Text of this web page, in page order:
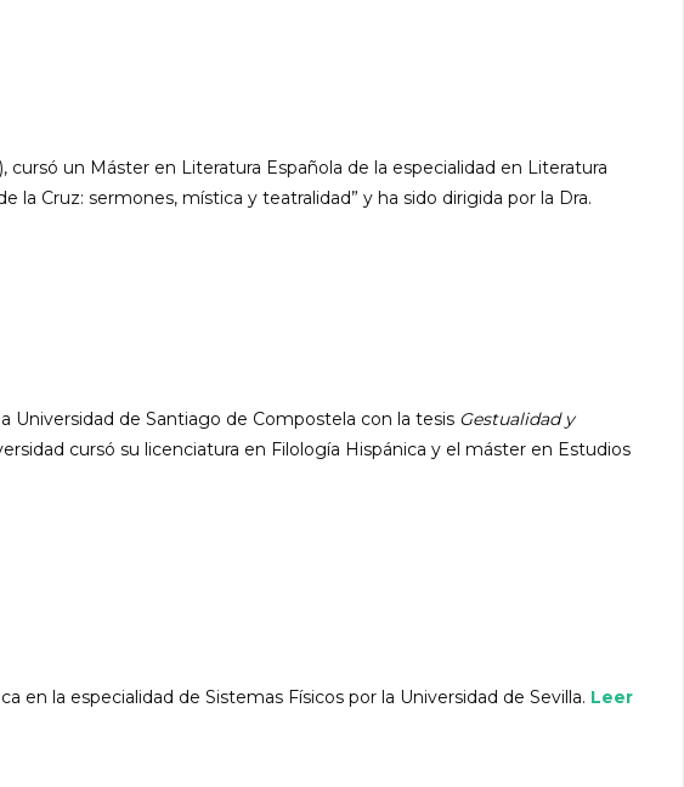
un Máster en Literatura Española de la especialidad en Literatura
la Cruz: sermones, mística y teatralidad” y ha sido dirigida por la Dra.
de Santiago de Compostela con la tesis Gestualidad y
cursó su licenciatura en Filología Hispánica y el máster en Estudios
en la especialidad de Sistemas Físicos por la Universidad de Sevilla. Leer